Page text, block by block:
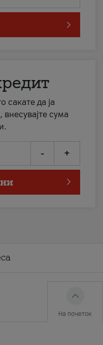
сакате да ја
сума
- +
На почеток